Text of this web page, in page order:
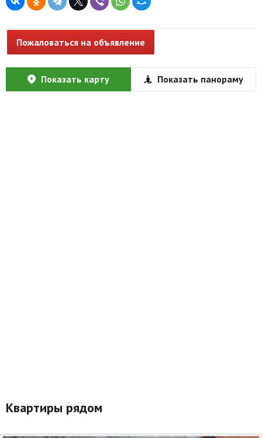
Пожаловаться на объявление
Показать карту Показать панораму
Квартиры рядом